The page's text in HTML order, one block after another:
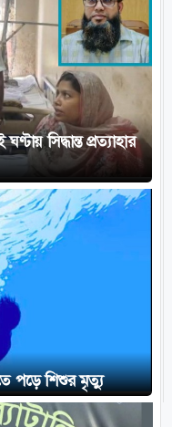
সিদ্ধান্ত প্রত্যাহার
পড়ে শিশুর মৃত্যু